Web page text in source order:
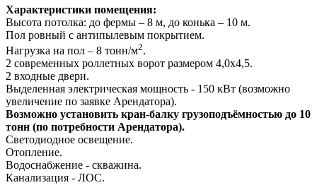
Характеристики помещения:
Высота потолка: до фермы – 8 м, до конька – 10 м.
Пол ровный с антипылевым покрытием.
Нагрузка на пол – 8 тонн/м2.
2 современных роллетных ворот размером 4,0х4,5.
2 входные двери.
Выделенная электрическая мощность - 150 кВт (возможно
увеличение по заявке Арендатора).
Возможно установить кран-балку грузоподъёмностью до 10
тонн (по потребности Арендатора).
Светодиодное освещение.
Отопление.
Водоснабжение - скважина.
Канализация - ЛОС.